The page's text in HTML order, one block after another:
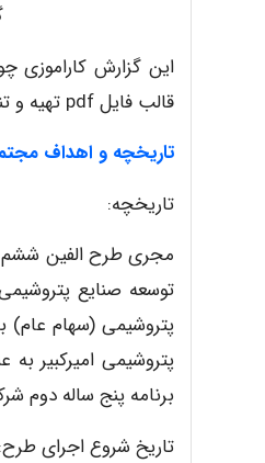
قالب فایل pdf تهیه و تنظیم شده است که در ادامه با مقدمه و سرفصل های آن آشنا خواهید شد.
تاریخچه و اهداف
تاریخچه:
مجری طرح الفین ششم
توسعه صنایع
پتروشیمی امیرکبیر
برنامه پنج ساله دوم
تاریخ شروع اجرای طرح: